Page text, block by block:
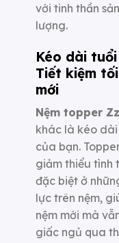
với tinh thần
lượng.
Kéo dài
Tiết kiệm
mới
Nệm topper
khác là kéo dài
của bạn.
giảm thiểu tình
đặc biệt ở
lực trên nệm,
nệm mới mà
giấc ngủ qua